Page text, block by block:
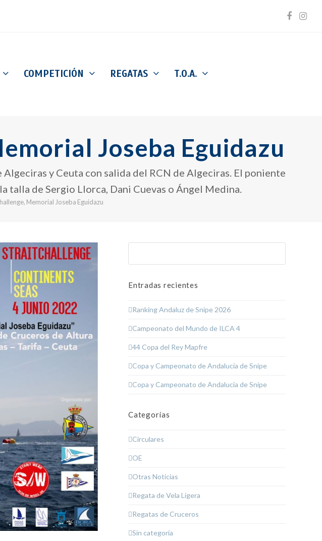
COMPETICIÓN REGATAS T.O.A.
Joseba Eguidazu
y Ceuta con salida del RCN de Algeciras. El poniente
talla de Sergio Llorca, Dani Cuevas o Ángel Medina.
Memorial Joseba Eguidazu
Entradas recientes
Ranking Andaluz de Snipe 2026
Campeonato del Mundo de ILCA 4
44 Copa del Rey Mapfre
Copa y Campeonato de Andalucía de Snipe
Copa y Campeonato de Andalucía de Snipe
Categorías
Circulares
OE
Otras Noticias
Regata de Vela Ligera
Regatas de Cruceros
Sin categoría